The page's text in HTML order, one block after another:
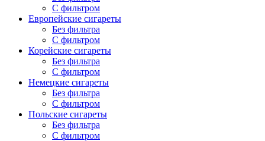
С фильтром
Европейские сигареты
Без фильтра
С фильтром
Корейские сигареты
Без фильтра
С фильтром
Немецкие сигареты
Без фильтра
С фильтром
Польские сигареты
Без фильтра
С фильтром